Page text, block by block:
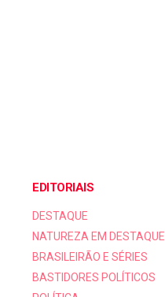
EDITORIAIS
DESTAQUE
NATUREZA EM DESTAQUE
BRASILEIRÃO E SÉRIES
BASTIDORES POLÍTICOS